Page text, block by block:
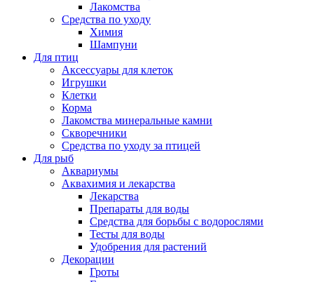
Лакомства
Средства по уходу
Химия
Шампуни
Для птиц
Аксессуары для клеток
Игрушки
Клетки
Корма
Лакомства минеральные камни
Скворечники
Средства по уходу за птицей
Для рыб
Аквариумы
Аквахимия и лекарства
Лекарства
Препараты для воды
Средства для борьбы с водорослями
Тесты для воды
Удобрения для растений
Декорации
Гроты